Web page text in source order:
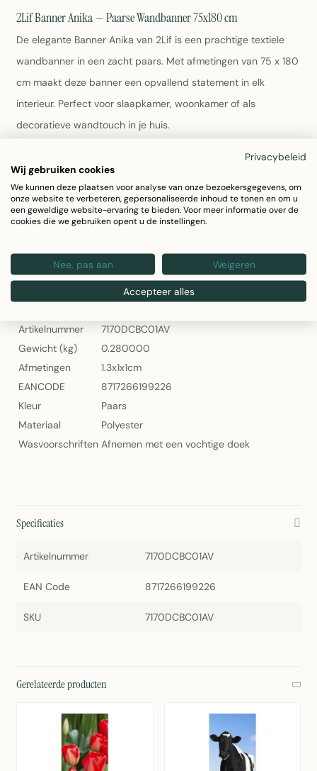
2Lif Banner Anika — Paarse Wandbanner 75x180 cm
De elegante Banner Anika van 2Lif is een prachtige textiele
wandbanner in een zacht paars. Met afmetingen van 75 x 180
cm maakt deze banner een opvallend statement in elk
interieur. Perfect voor slaapkamer, woonkamer of als
decoratieve wandtouch in je huis.
Kleur: Paars
Materiaal: Polyester
Gewicht: 280 gram
Onderhoudsvoorschrift: Afnemen met vochtige doek
2Lif Banner Anika — Paarse Wandbanner
Artikelnummer
7170DCBC01AV
Gewicht (kg)
0.280000
Afmetingen
1.3x1x1cm
EANCODE
8717266199226
Kleur
Paars
Materiaal
Polyester
Wasvoorschriften Afnemen met een vochtige doek
Specificaties
Artikelnummer 7170DCBC01AV
EAN Code 8717266199226
SKU 7170DCBC01AV
Gerelateerde producten
Privacybeleid
Wij gebruiken cookies
We kunnen deze plaatsen voor analyse van onze bezoekersgegevens, om
onze website te verbeteren, gepersonaliseerde inhoud te tonen en om u
een geweldige website-ervaring te bieden. Voor meer informatie over de
cookies die we gebruiken opent u de instellingen.
Nee, pas aan Weigeren
Accepteer alles